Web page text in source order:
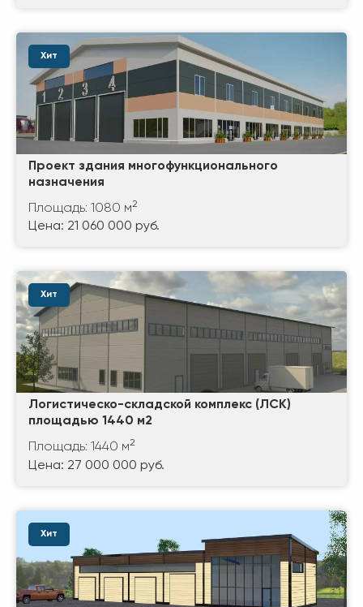
Хит
Проект здания многофункционального
назначения
Площадь: 1080 м2
Цена: 21 060 000 руб.
Хит
Логистическо-складской комплекс (ЛСК)
площадью 1440 м2
Площадь: 1440 м2
Цена: 27 000 000 руб.
Хит